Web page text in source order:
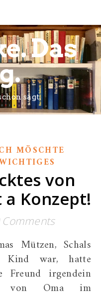
Das
sagt.
MÖSCHTE
von
a Konzept!
Comments
war, hatte
Freund irgendein
von Oma im